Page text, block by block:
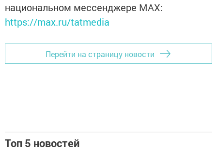
национальном мессенджере MАХ:
https://max.ru/tatmedia
Перейти на страницу новости
Топ 5 новостей